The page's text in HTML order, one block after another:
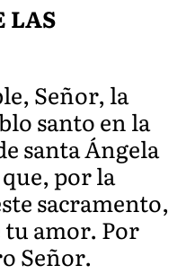
LAS
Señor, la
santo en la
santa Ángela
por la
sacramento,
tu amor. Por
Señor.